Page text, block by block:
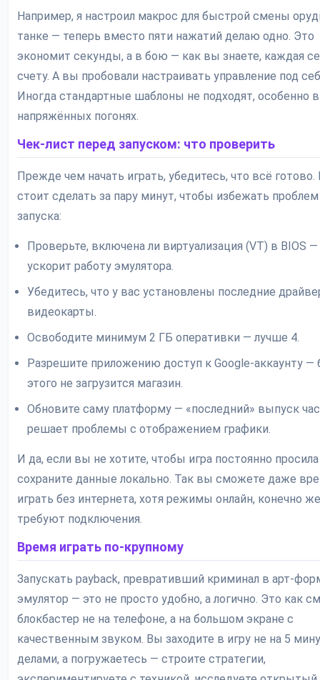
Например, я настроил макрос для быстрой смены
танке — теперь вместо пяти нажатий делаю одно. Это
экономит секунды, а в бою — как вы знаете, каждая
счету. А вы пробовали настраивать управление под
Иногда стандартные шаблоны не подходят, особенно в
напряжённых погонях.
Чек-лист перед запуском: что проверить
Прежде чем начать играть, убедитесь, что всё готово.
стоит сделать за пару минут, чтобы избежать
запуска:
Проверьте, включена ли виртуализация (VT) в BIOS —
ускорит работу эмулятора.
Убедитесь, что у вас установлены последние
видеокарты.
Освободите минимум 2 ГБ оперативки — лучше 4.
Разрешите приложению доступ к Google-аккаунту —
этого не загрузится магазин.
Обновите саму платформу — «последний» выпуск
решает проблемы с отображением графики.
И да, если вы не хотите, чтобы игра постоянно
сохраните данные локально. Так вы сможете даже
играть без интернета, хотя режимы онлайн, конечно
требуют подключения.
Время играть по-крупному
Запускать payback, превративший криминал в арт-
эмулятор — это не просто удобно, а логично. Это как
блокбастер не на телефоне, а на большом экране с
качественным звуком. Вы заходите в игру не на 5
делами, а погружаетесь — строите стратегии,